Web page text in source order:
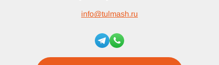
info@tulmash.ru